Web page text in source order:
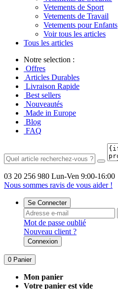
Vetements de Sport
Vetements de Travail
Vetements pour Enfants
Voir tous les articles
Tous les articles
Notre selection :
Offres
Articles Durables
Livraison Rapide
Best sellers
Nouveautés
Made in Europe
Blog
FAQ
03 20 256 980 Lun-Ven 9:00-16:00
Nous sommes ravis de vous aider !
Se Connecter
Mot de passe oublié
Nouveau client ?
Connexion
0 Panier
Mon panier
Votre panier est vide